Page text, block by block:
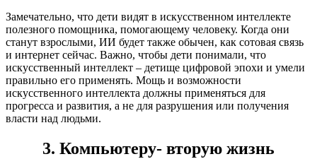
Замечательно, что дети видят в искусственном интеллекте
полезного помощника, помогающему человеку. Когда они
станут взрослыми, ИИ будет также обычен, как сотовая связь
и интернет сейчас. Важно, чтобы дети понимали, что
искусственный интеллект – детище цифровой эпохи и умели
правильно его применять. Мощь и возможности
искусственного интеллекта должны применяться для
прогресса и развития, а не для разрушения или получения
власти над людьми.
3. Компьютеру- вторую жизнь